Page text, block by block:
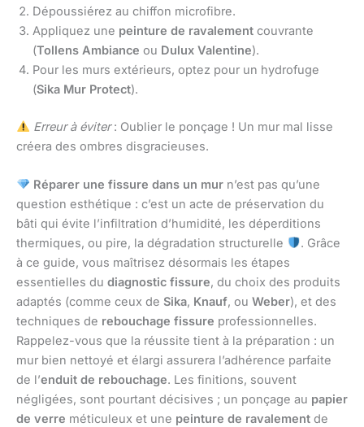
Dépoussiérez au chiffon microfibre.
Appliquez une peinture de ravalement couvrante
(Tollens Ambiance ou Dulux Valentine).
Pour les murs extérieurs, optez pour un hydrofuge
(Sika Mur Protect).
Erreur à éviter: Oublier le ponçage ! Un mur mal lisse
créera des ombres disgracieuses.
Réparer une fissure dans un murn’est pas qu’une
question esthétique : c’est un acte de préservation du
bâti qui évite l’infiltration d’humidité, les déperditions
thermiques, ou pire, la dégradation structurelle
. Grâce
à ce guide, vous maîtrisez désormais les étapes
essentielles du diagnostic fissure, du choix des produits
adaptés (comme ceux de Sika, Knauf, ou Weber), et des
techniques de rebouchage fissure professionnelles.
Rappelez-vous que la réussite tient à la préparation : un
mur bien nettoyé et élargi assurera l’adhérence parfaite
de l’enduit de rebouchage. Les finitions, souvent
négligées, sont pourtant décisives ; un ponçage au papier
de verre méticuleux et une peinture de ravalement de